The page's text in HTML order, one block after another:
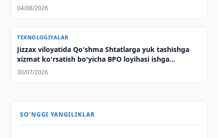
04/08/2026
TEXNOLOGIYALAR
Jizzax viloyatida Qo'shma Shtatlarga yuk tashishga
xizmat ko'rsatish bo'yicha BPO loyihasi ishga
tushirildi
30/07/2026
SO'NGGI YANGILIKLAR